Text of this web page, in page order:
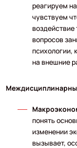
реагируем
чувствуем
вопросов
психологии,
на внешние
понять
изменении
вызывает,